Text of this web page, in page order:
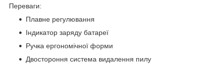
Переваги:
Плавне регулювання
Індикатор заряду батареї
Ручка ергономічної форми
Двостороння система видалення пилу